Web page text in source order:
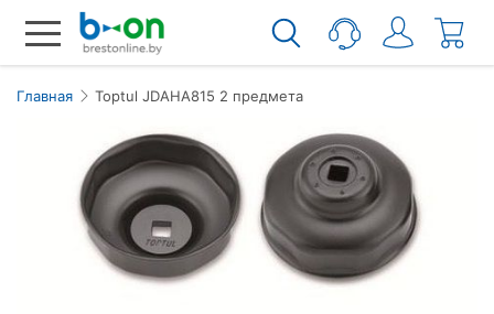
Главная Toptul JDAHA815 2 предмета